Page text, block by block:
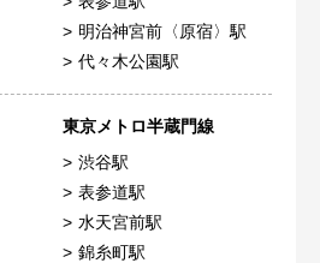
明治神宮前〈原宿〉駅
代々木公園駅
東京メトロ半蔵門線
渋谷駅
表参道駅
水天宮前駅
錦糸町駅